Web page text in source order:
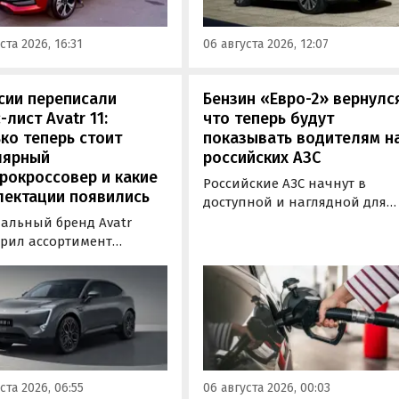
выпуска в период с 4
сообщили в
компании.
2026, 16:31
названием Electric Motor
Extended Range (EM-R) и
заряжаться от 30 до 80%
06 августа 2026, 12:07
переписали
лист Avatr 11:
теперь стоит
и какие
появились
бренд Avatr
ассортимент
Avatr 11 в России
2026 года. Вместе с
его прайс-листа
единственное
исполнение,
цена модели
на 760 тыс. рублей,
2026, 06:55
Бензин «Евро-2»
что теперь будут
показывать водителям
российских АЗС
Российские АЗС начнут в
доступной и наглядной для
отпускаемого топлива. Это
позволит автовладельцам
осознанно выбрать топливо
определенного класса — от
«Евро-2» до «Евро-5»,
сообщили в Минэнерго РФ.
06 августа 2026, 00:03